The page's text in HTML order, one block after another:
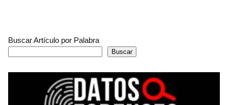
Buscar Artículo por Palabra
Buscar